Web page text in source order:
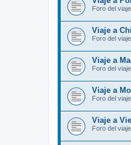
Foro del
Viaje a
Foro del
Viaje a
Foro del
Viaje a
Foro del
Viaje a
Foro del